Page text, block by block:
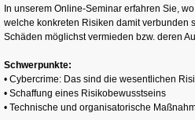
In unserem Online-Seminar erfahren Sie,
welche konkreten Risiken damit verbunden
Schäden möglichst vermieden bzw. deren
Schwerpunkte:
• Cybercrime: Das sind die wesentlichen
• Schaffung eines Risikobewusstseins
• Technische und organisatorische